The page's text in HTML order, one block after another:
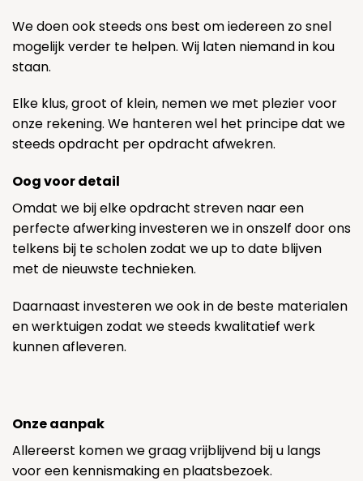
We doen ook steeds ons best om iedereen zo snel
mogelijk verder te helpen. Wij laten niemand in kou
staan.
Elke klus, groot of klein, nemen we met plezier voor
onze rekening. We hanteren wel het principe dat we
steeds opdracht per opdracht afwekren.
Oog voor detail
Omdat we bij elke opdracht streven naar een
perfecte afwerking investeren we in onszelf door ons
telkens bij te scholen zodat we up to date blijven
met de nieuwste technieken.
Daarnaast investeren we ook in de beste materialen
en werktuigen zodat we steeds kwalitatief werk
kunnen afleveren.
Onze aanpak
Allereerst komen we graag vrijblijvend bij u langs
voor een kennismaking en plaatsbezoek.